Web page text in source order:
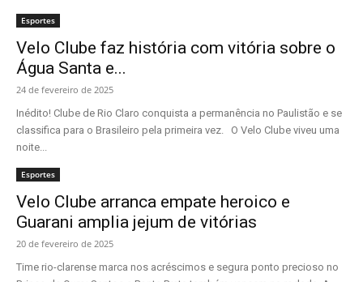
Esportes
Velo Clube faz história com vitória sobre o
Água Santa e...
24 de fevereiro de 2025
Inédito! Clube de Rio Claro conquista a permanência no Paulistão e se
classifica para o Brasileiro pela primeira vez. O Velo Clube viveu uma
noite...
Esportes
Velo Clube arranca empate heroico e
Guarani amplia jejum de vitórias
20 de fevereiro de 2025
Time rio-clarense marca nos acréscimos e segura ponto precioso no